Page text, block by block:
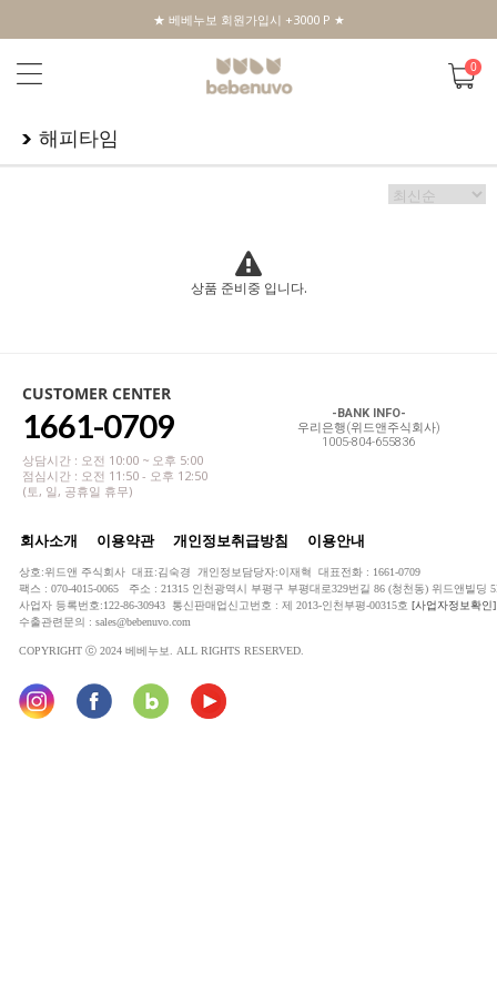
★ 베베누보 회원가입시 +3000 P ★
0
해피타임
상품 준비중 입니다.
CUSTOMER CENTER
1661-0709
상담시간 : 오전 10:00 ~ 오후 5:00
점심시간 : 오전 11:50 - 오후 12:50
(토, 일, 공휴일 휴무)
-BANK INFO-
우리은행(위드앤주식회사)
1005-804-655836
회사소개 이용약관 개인정보취급방침 이용안내
상호:위드앤 주식회사 대표:김숙경 개인정보담당자:이재혁 대표전화 : 1661-0709
팩스 : 070-4015-0065 주소 : 21315 인천광역시 부평구 부평대로329번길 86 (청천동) 위드앤빌딩
사업자 등록번호:122-86-30943 통신판매업신고번호 : 제 2013-인천부평-00315호 [사업자정보확인]
수출관련문의 : sales@bebenuvo.com
COPYRIGHT ⓒ 2024 베베누보. ALL RIGHTS RESERVED.